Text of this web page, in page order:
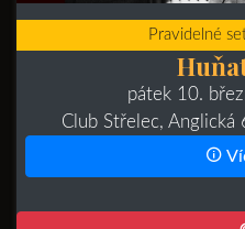
Pravidelné
pátek 10.
Club Střelec, Anglická